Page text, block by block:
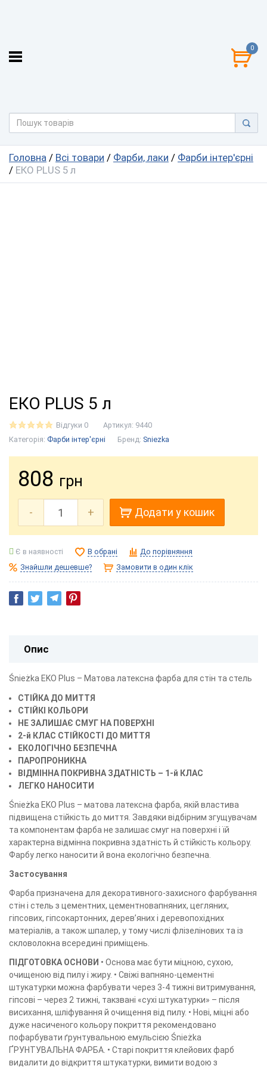
0
Головна / Всі товари / Фарби, лаки / Фарби інтер'єрні
/ ЕКО PLUS 5 л
ЕКО PLUS 5 л
Відгуки 0 Артикул: 9440
Категорія: Фарби інтер'єрні Бренд: Sniezka
808 грн
- + Додати у кошик
Є в наявності В обрані
До порівняння
Знайшли дешевше?
Замовити в один клік
Опис
Śnieżka EKO Plus – Матова латексна фарба для стін та стель
СТІЙКА ДО МИТТЯ
СТІЙКІ КОЛЬОРИ
НЕ ЗАЛИШАЄ СМУГ НА ПОВЕРХНІ
2-й КЛАС СТІЙКОСТІ ДО МИТТЯ
ЕКОЛОГІЧНО БЕЗПЕЧНА
ПАРОПРОНИКНА
ВІДМІННА ПОКРИВНА ЗДАТНІСТЬ – 1-й КЛАС
ЛЕГКО НАНОСИТИ
Śnieżka EKO Plus – матова латексна фарба, якій властива
підвищена стійкість до миття. Завдяки відбірним згущувачам
та компонентам фарба не залишає смуг на поверхні і їй
характерна відмінна покривна здатність й стійкість кольору.
Фарбу легко наносити й вона екологічно безпечна.
Застосування
Фарба призначена для декоративного-захисного фарбування
стін і стель з цементних, цементновапняних, цегляних,
гіпсових, гіпсокартонних, дерев’яних і деревопохідних
матеріалів, а також шпалер, у тому числі флізелінових та із
скловолокна всередині приміщень.
ПІДГОТОВКА ОСНОВИ • Основа має бути міцною, сухою,
очищеною від пилу і жиру. • Свіжі вапняно-цементні
штукатурки можна фарбувати через 3-4 тижні витримування,
гіпсові – через 2 тижні, такзвані «сухі штукатурки» – після
висихання, шліфування й очищення від пилу. • Нові, міцні або
дуже насиченого кольору покриття рекомендовано
пофарбувати ґрунтувальною емульсією Śnieżka
ҐРУНТУВАЛЬНА ФАРБА. • Старі покриття клейових фарб
видалити до відкриття штукатурки, вимити водою з